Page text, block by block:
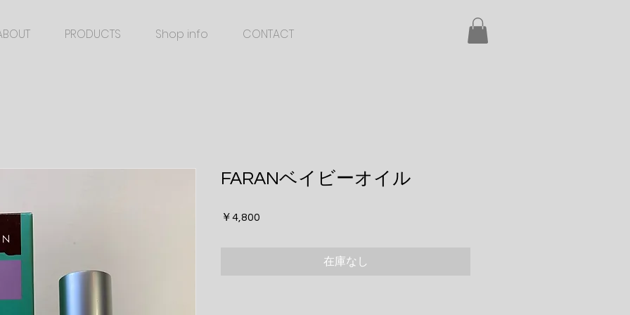
PRODUCTS Shop info CONTACT
FARANベイビーオイル
￥4,800
在庫なし